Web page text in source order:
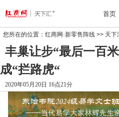
首页
您所在的位置： 红商网·新零售阵线 >> 天下
丰巢让步“最后一百
成“拦路虎“
2020年05月20日 16点21分